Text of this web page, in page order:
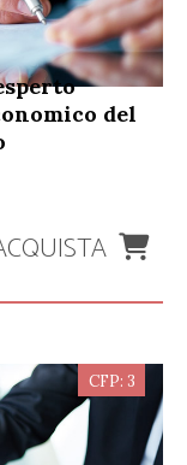
del
CFP: 3